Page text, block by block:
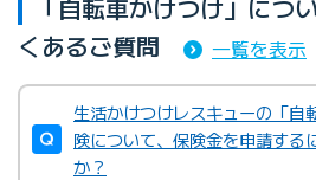
「自転車かけつけ」につ
くあるご質問
一覧を表示
生活かけつけレスキューの「自
険について、保険金を申請する
か？